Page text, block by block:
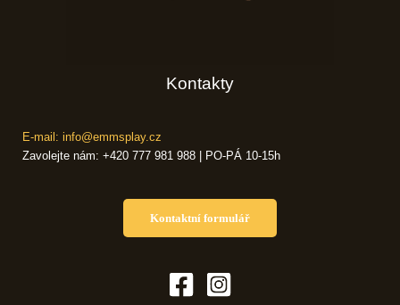
Kontakty
E-mail: info@emmsplay.cz
Zavolejte nám: +420 777 981 988 | PO-PÁ 10-15h
Kontaktní formulář